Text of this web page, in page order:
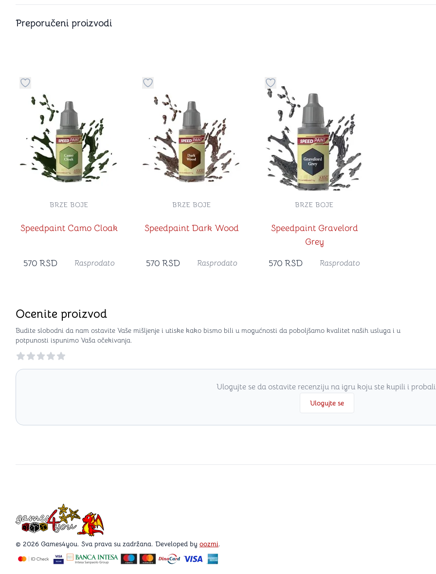
Preporučeni proizvodi
Dugme za dodavanje stvari u kategoriju omiljeno
Speedpaint Camo Cloak
BRZE BOJE
570 RSD Rasprodato
Dugme za dodavanje stvari u kategoriju omiljeno
Speedpaint Dark Wood
BRZE BOJE
570 RSD Rasprodato
Dugme za dodavanje stvari u kategoriju omiljeno
Speedpaint Gravelord
Grey
BRZE BOJE
570 RSD Rasprodato
Ocenite proizvod
Budite slobodni da nam ostavite Vaše mišljenje i utiske kako bismo bili u mogućnosti da poboljšamo kvalitet naših usluga i u
potpunosti ispunimo Vaša očekivanja.
Reviews
Ulogujte se da ostavite recenziju na igru koju ste kupili i
Ulogujte se
Games4you logo
© 2026 Games4you. Sva prava su zadržana. Developed by oozmi.